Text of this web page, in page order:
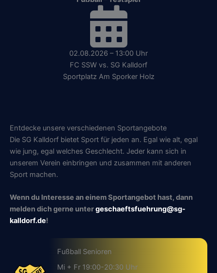
02.08.2026 – 13:00 Uhr
FC SSW vs. SG Kalldorf
Sportplatz Am Sporker Holz
Entdecke unsere verschiedenen Sportangebote
Die SG Kalldorf bietet Sport für jeden an. Egal wie alt, egal
wie jung, egal welches Geschlecht. Jeder kann sich in
unserem Verein einbringen und zusammen mit anderen
Sport machen.
Wenn du Interesse an einem Sportangebot hast, dann
melden dich gerne untergeschaeftsfuehrung@sg-
kalldorf.de!
Fußball Senioren
Mi + Fr 19:00-20:30 Uhr